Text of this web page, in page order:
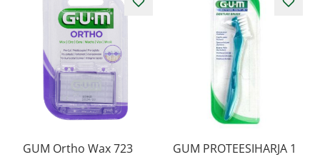
GUM Ortho Wax 723
GUM PROTEESIHARJA 1